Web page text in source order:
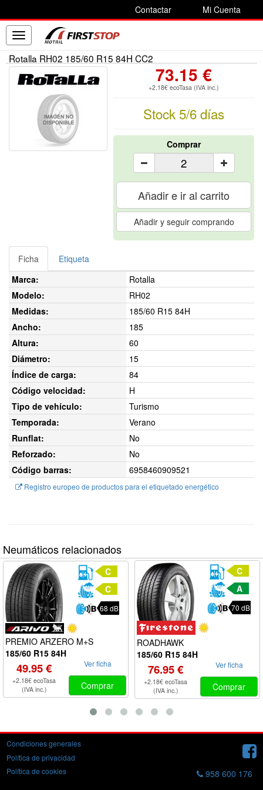
Contactar Mi Cuenta
Toggle
navigation
Rotalla RH02 185/60 R15 84H CC2
73.15 €
+2.18€ ecoTasa (IVA inc.)
Stock 5/6 días
Comprar
Añadir e ir al carrito
Añadir y seguir comprando
Ficha
Etiqueta
Marca:
Rotalla
Modelo:
RH02
Medidas:
185/60 R15 84H
Ancho:
185
Altura:
60
Diámetro:
15
Índice de carga:
84
Código velocidad:
H
Tipo de vehículo:
Turismo
Temporada:
Verano
Runflat:
No
Reforzado:
No
Código barras:
6958460909521
Registro europeo de productos para el etiquetado energético
Neumáticos relacionados
C
C
68 dB
PREMIO ARZERO M+S
185/60 R15 84H
49.95 €
+2.18€ ecoTasa
(IVA inc.)
Ver ficha
Comprar
C
A
70 dB
ROADHAWK
185/60 R15 84H
76.95 €
+2.18€ ecoTasa
(IVA inc.)
Ver ficha
Comprar
Condiciones generales
Política de privacidad
Política de cookies
958 600 176